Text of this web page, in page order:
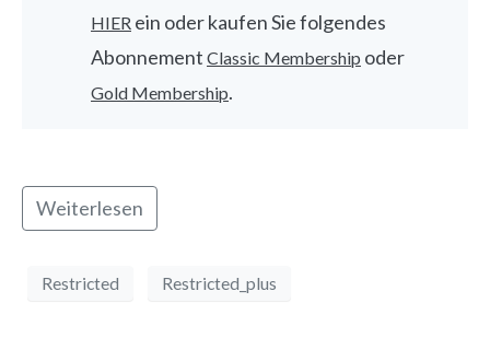
HIER ein oder kaufen Sie folgendes
Abonnement Classic Membership oder
Gold Membership.
Weiterlesen
Restricted Restricted_plus